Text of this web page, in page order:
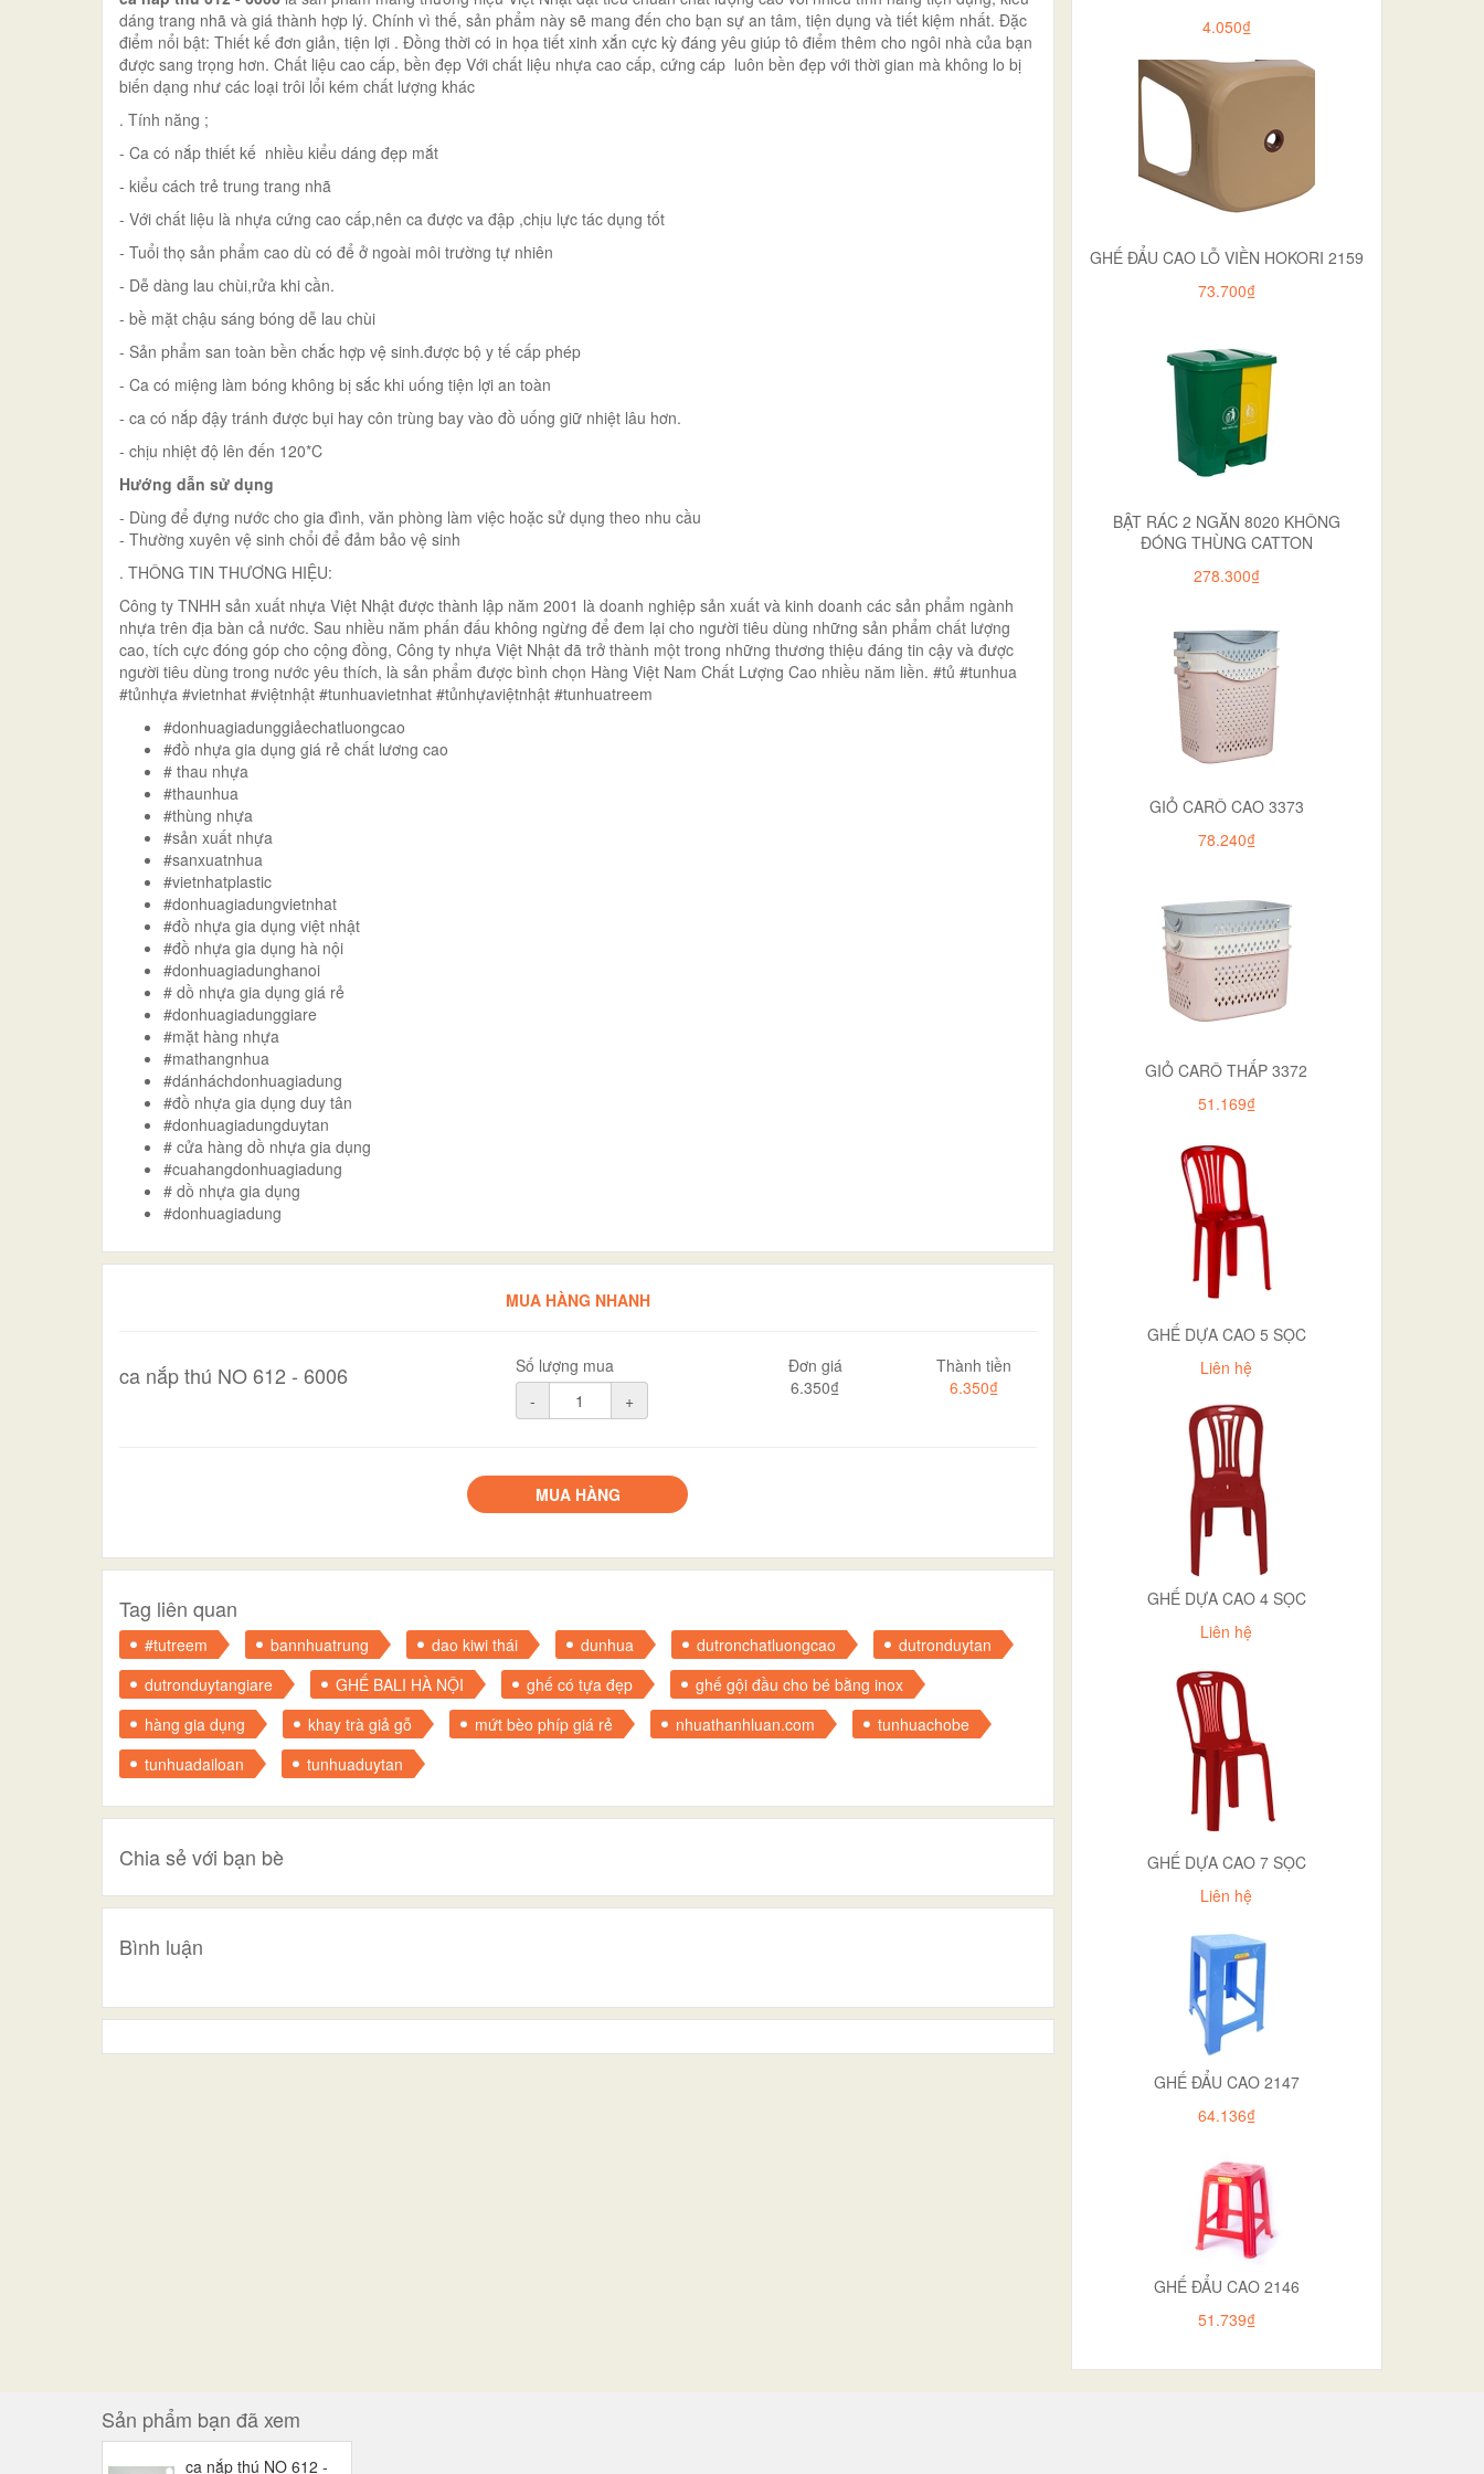
dáng trang nhã và giá thành hợp lý. Chính vì thế, sản phẩm này sẽ mang đến cho bạn sự an tâm, tiện dụng và tiết kiệm nhất. Đặc
điểm nổi bật: Thiết kế đơn giản, tiện lợi . Đồng thời có in họa tiết xinh xắn cực kỳ đáng yêu giúp tô điểm thêm cho ngôi nhà của bạn
được sang trọng hơn. Chất liệu cao cấp, bền đẹp Với chất liệu nhựa cao cấp, cứng cáp luôn bền đẹp với thời gian mà không lo bị
biến dạng như các loại trôi lổi kém chất lượng khác
. Tính năng ;
- Ca có nắp thiết kế nhiều kiểu dáng đẹp mắt
- kiểu cách trẻ trung trang nhã
- Với chất liệu là nhựa cứng cao cấp,nên ca được va đập ,chịu lực tác dụng tốt
- Tuổi thọ sản phẩm cao dù có để ở ngoài môi trường tự nhiên
- Dễ dàng lau chùi,rửa khi cần.
- bề mặt chậu sáng bóng dễ lau chùi
- Sản phẩm san toàn bền chắc hợp vệ sinh.được bộ y tế cấp phép
- Ca có miệng làm bóng không bị sắc khi uống tiện lợi an toàn
- ca có nắp đậy tránh được bụi hay côn trùng bay vào đồ uống giữ nhiệt lâu hơn.
- chịu nhiệt độ lên đến 120*C
Hướng dẫn sử dụng
- Dùng để đựng nước cho gia đình, văn phòng làm việc hoặc sử dụng theo nhu cầu
- Thường xuyên vệ sinh chổi để đảm bảo vệ sinh
. THÔNG TIN THƯƠNG HIỆU:
Công ty TNHH sản xuất nhựa Việt Nhật được thành lập năm 2001 là doanh nghiệp sản xuất và kinh doanh các sản phẩm ngành
nhựa trên địa bàn cả nước. Sau nhiều năm phấn đấu không ngừng để đem lại cho người tiêu dùng những sản phẩm chất lượng
cao, tích cực đóng góp cho cộng đồng, Công ty nhựa Việt Nhật đã trở thành một trong những thương thiệu đáng tin cậy và được
người tiêu dùng trong nước yêu thích, là sản phẩm được bình chọn Hàng Việt Nam Chất Lượng Cao nhiều năm liền. #tủ #tunhua
#tủnhựa #vietnhat #việtnhật #tunhuavietnhat #tủnhựaviệtnhật #tunhuatreem
#donhuagiadunggiảechatluongcao
#đồ nhựa gia dụng giá rẻ chất lương cao
# thau nhựa
#thaunhua
#thùng nhựa
#sản xuất nhựa
#sanxuatnhua
#vietnhatplastic
#donhuagiadungvietnhat
#đồ nhựa gia dụng việt nhật
#đồ nhựa gia dụng hà nội
#donhuagiadunghanoi
# dồ nhựa gia dụng giá rẻ
#donhuagiadunggiare
#mặt hàng nhựa
#mathangnhua
#dánháchdonhuagiadung
#đồ nhựa gia dụng duy tân
#donhuagiadungduytan
# cửa hàng dồ nhựa gia dụng
#cuahangdonhuagiadung
# dồ nhựa gia dụng
#donhuagiadung
MUA HÀNG NHANH
ca nắp thú NO 612 - 6006
Số lượng mua
-
+
Đơn giá
6.350₫
Thành tiền
6.350₫
MUA HÀNG
Tag liên quan
#tutreem bannhuatrung dao kiwi thái dunhua dutronchatluongcao
dutronduytan
dutronduytangiare
GHẾ BALI HÀ NỘI ghế có tựa đẹp
ghế gội đầu cho bé bằng inox
hàng gia dụng
khay trà giả gỗ mứt bèo phíp giá rẻ nhuathanhluan.com
tunhuachobe
tunhuadailoan
tunhuaduytan
Chia sẻ với bạn bè
Bình luận
4.050₫
GHẾ ĐẨU CAO LỖ VIỀN HOKORI 2159
73.700₫
BẬT RÁC 2 NGĂN 8020 KHÔNG
ĐÓNG THÙNG CATTON
278.300₫
GIỎ CARÔ CAO 3373
78.240₫
GIỎ CARÔ THẤP 3372
51.169₫
GHẾ DỰA CAO 5 SỌC
Liên hệ
GHẾ DỰA CAO 4 SỌC
Liên hệ
GHẾ DỰA CAO 7 SỌC
Liên hệ
GHẾ ĐẨU CAO 2147
64.136₫
GHẾ ĐẨU CAO 2146
51.739₫
Sản phẩm bạn đã xem
ca nắp thú NO 612 -